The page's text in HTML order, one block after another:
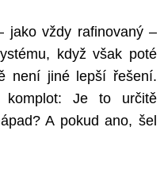
jako vždy rafinovaný –
když však poté
není jiné lepší řešení.
komplot: Je to určitě
A pokud ano, šel